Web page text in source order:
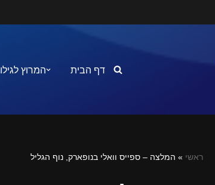
דף הבית המרוץ
ראשי » המלצה – ספייס וואלי בנופארק, נוף הגליל